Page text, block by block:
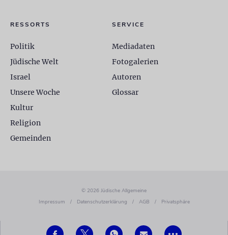
RESSORTS
Politik
Jüdische Welt
Israel
Unsere Woche
Kultur
Religion
Gemeinden
SERVICE
Mediadaten
Fotogalerien
Autoren
Glossar
© 2026 Jüdische Allgemeine
Impressum
/ Datenschutzerklärung / AGB / Privatsphäre